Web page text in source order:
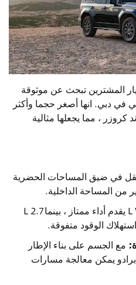
المشترين تبحث عن موثوقة
في دبي. انها أصغر حجما وأكثر
كروزر ، مما يجعلها مثالية
في ضيق المساحات الحضرية
من المساحة الداخلية.
4.0 L V6 يقدم أداء ممتاز ، بينما 2.7 L
الوقود متفوقة.
مع الجسم على بناء الإطار
يمكن معالجة مسارات